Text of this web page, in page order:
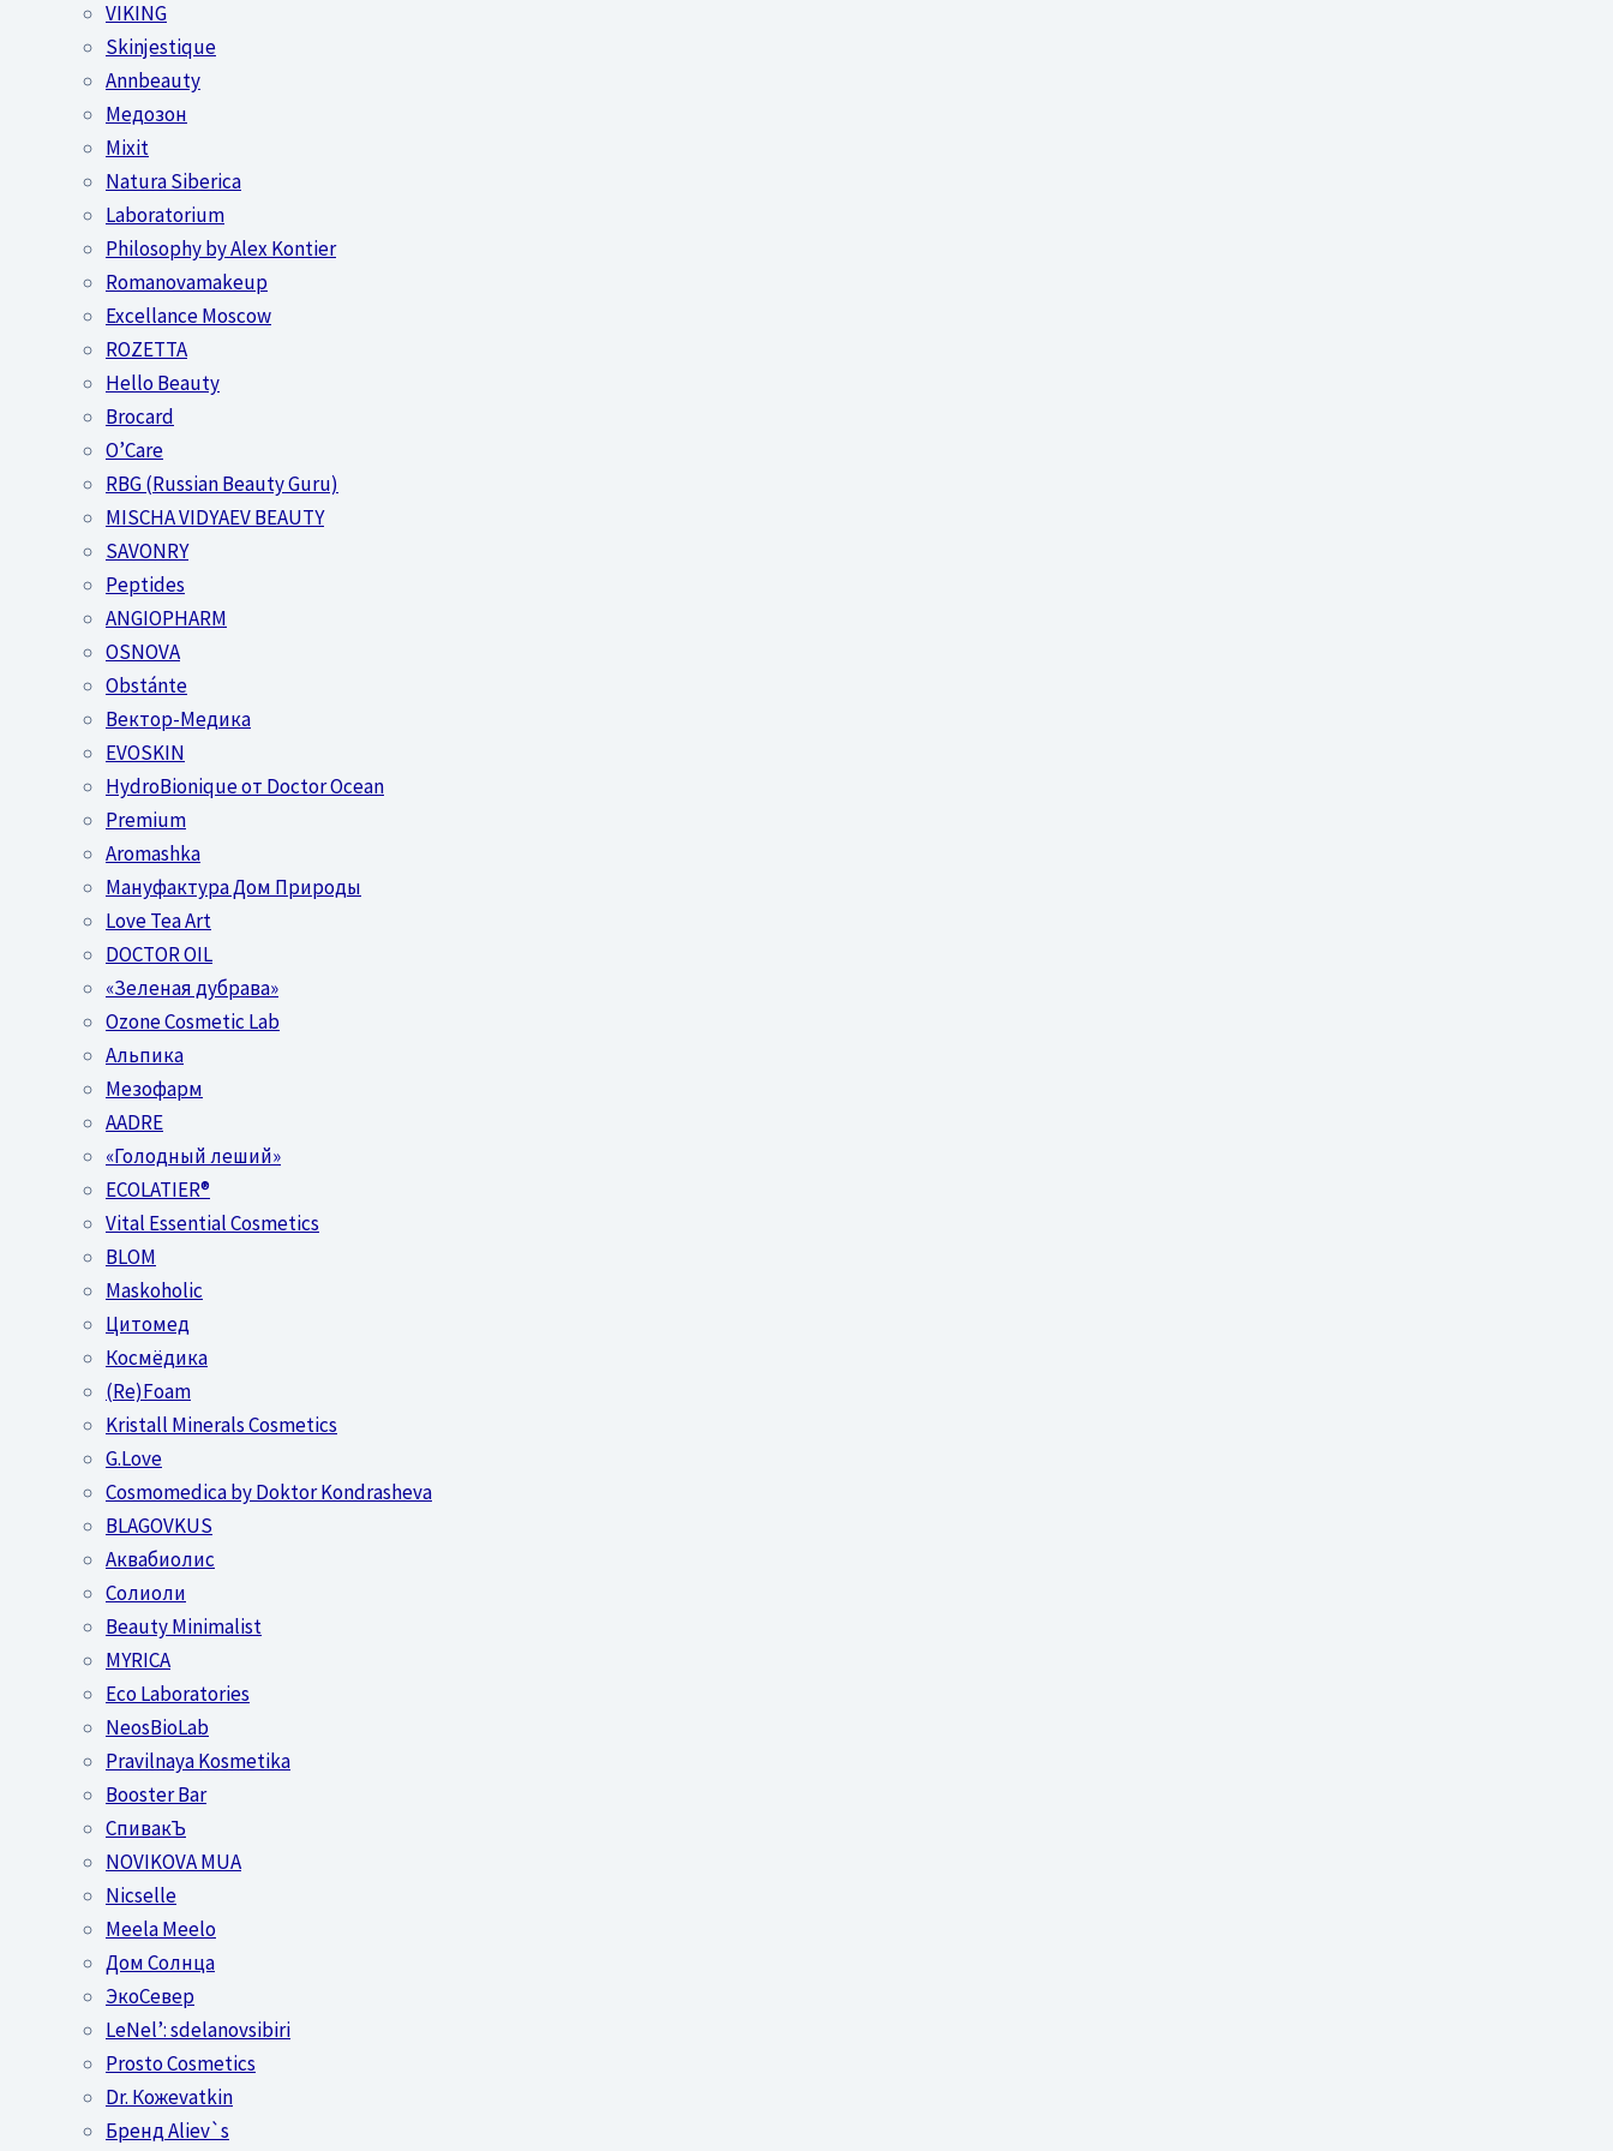
VIKING
Skinjestique
Annbeauty
Медозон
Mixit
Natura Siberica
Laboratorium
Philosophy by Alex Kontier
Romanovamakeup
Excellance Moscow
ROZETTA
Hello Beauty
Brocard
O’Care
RBG (Russian Beauty Guru)
MISCHA VIDYAEV BEAUTY
SAVONRY
Peptides
ANGIOPHARM
OSNOVA
Obstánte
Вектор-Медика
EVOSKIN
HydroBionique от Doctor Ocean
Premium
Aromashka
Мануфактура Дом Природы
Love Tea Art
DOCTOR OIL
«Зеленая дубрава»
Ozone Cosmetic Lab
Альпика
Мезофарм
AADRE
«Голодный леший»
EСОLATIER®
Vital Essential Cosmetics
BLOM
Maskoholic
Цитомед
Космёдика
(Re)Foam
Kristall Minerals Cosmetics
G.Love
Cosmomedica by Doktor Kondrasheva
BLAGOVKUS
Аквабиолис
Солиоли
Beauty Minimalist
MYRICA
Eco Laboratories
NeosBioLab
Pravilnaya Kosmetika
Booster Bar
СпивакЪ
NOVIKOVA MUA
Nicselle
Meela Meelo
Дом Солнца
ЭкоСевер
LeNel’: sdelanovsibiri
Prosto Cosmetics
Dr. Кожеvatkin
Бренд Aliev`s